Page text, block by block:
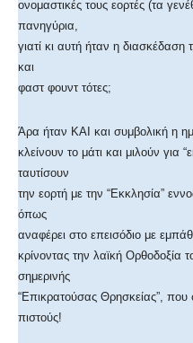
ονομαστικές τους εορτές (τα
πανηγύρια,
γιατί κι αυτή ήταν η
και
φαστ φουντ τότες;
Άρα ήταν ΚΑΙ και συμβολική η
κλείνουν το μάτι και μιλούν για
ταυτίσουν
την εορτή με την “Εκκλησία”
όπως
αναφέρει στο επεισόδιο με
κρίνοντας την λαϊκή Ορθοδοξία
σημερινής
“Επικρατούσας Θρησκείας”, που
πιστούς!